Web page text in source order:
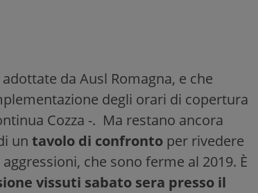
da Ausl Romagna, e che
degli orari di copertura
Cozza -. Ma restano ancora
un tavolo di confronto per rivedere
che sono ferme al 2019. È
vissuti sabato sera presso il